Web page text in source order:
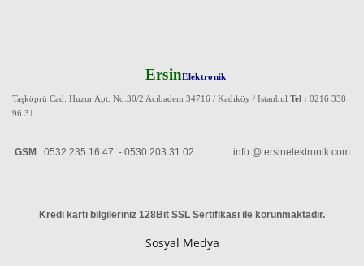
ErsinElektronik
Taşköprü Cad. Huzur Apt. No:30/2 Acıbadem 34716 / Kadıköy / Istanbul Tel : 0216 338
96 31
GSM : 0532 235 16 47 - 0530 203 31 02 info @ ersinelektronik.com
Kredi kartı bilgileriniz 128Bit SSL Sertifikası ile korunmaktadır.
Sosyal Medya